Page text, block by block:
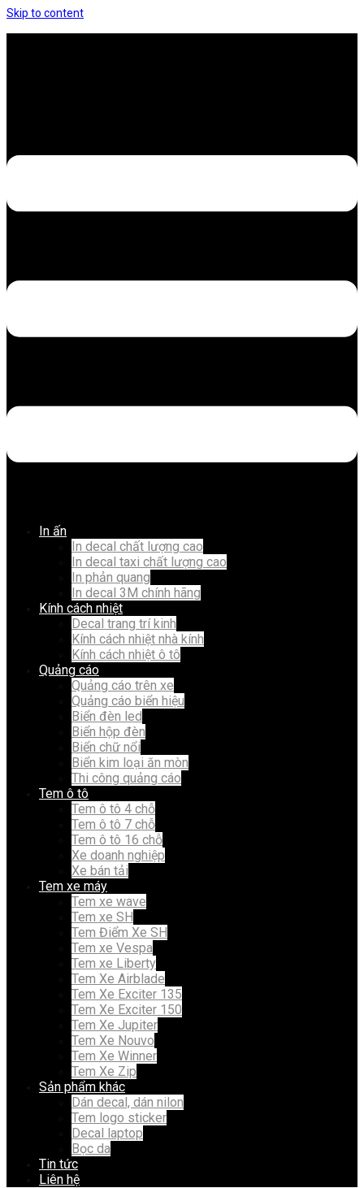
Skip to content
In ấn
In decal chất lượng cao
In decal taxi chất lượng cao
In phản quang
In decal 3M chính hãng
Kính cách nhiệt
Decal trang trí kinh
Kính cách nhiệt nhà kính
Kính cách nhiệt ô tô
Quảng cáo
Quảng cáo trên xe
Quảng cáo biển hiệu
Biển đèn led
Biển hộp đèn
Biển chữ nổi
Biển kim loại ăn mòn
Thi công quảng cáo
Tem ô tô
Tem ô tô 4 chỗ
Tem ô tô 7 chỗ
Tem ô tô 16 chỗ
Xe doanh nghiệp
Xe bán tải
Tem xe máy
Tem xe wave
Tem xe SH
Tem Điểm Xe SH
Tem xe Vespa
Tem xe Liberty
Tem Xe Airblade
Tem Xe Exciter 135
Tem Xe Exciter 150
Tem Xe Jupiter
Tem Xe Nouvo
Tem Xe Winner
Tem Xe Zip
Sản phẩm khác
Dán decal, dán nilon
Tem logo sticker
Decal laptop
Bọc da
Tin tức
Liên hệ